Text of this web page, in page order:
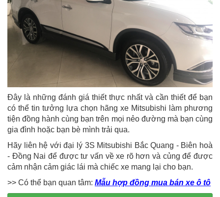
Đây là những đánh giá thiết thực nhất và cần thiết để bạn
có thể tin tưởng lựa chọn hãng xe Mitsubishi làm phương
tiện đồng hành cùng bạn trên mọi nẻo đường mà bạn cùng
gia đình hoặc bạn bè mình trải qua.
Hãy liên hệ với đại lý 3S Mitsubishi Bắc Quang - Biên hoà
- Đồng Nai để được tư vấn về xe rõ hơn và củng để được
cảm nhận cảm giác lái mà chiếc xe mang lại cho bạn.
>> Có thể bạn quan tâm: Mẫu hợp đồng mua bán xe ô tô